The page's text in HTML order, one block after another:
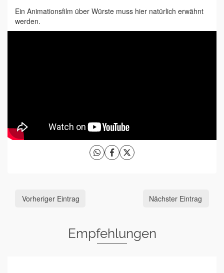
Ein Animationsfilm über Würste muss hier natürlich erwähnt
werden.
Vorheriger Eintrag Nächster Eintrag
Empfehlungen